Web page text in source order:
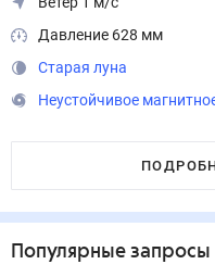
Давление 628 мм
Старая луна
Неустойчивое
Популярные запросы